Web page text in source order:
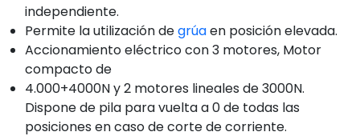
independiente.
Permite la utilización degrúaen posición elevada.
Accionamiento eléctrico con 3 motores, Motor
compacto de
4.000+4000N y 2 motores lineales de 3000N.
Dispone de pila para vuelta a 0 de todas las
posiciones en caso de corte de corriente.